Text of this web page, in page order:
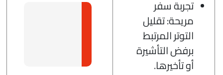
تجربة سفر
مريحة: تقليل
التوتر المرتبط
برفض التأشيرة
أو تأخيرها.